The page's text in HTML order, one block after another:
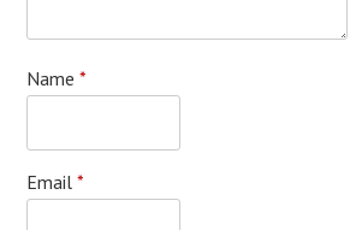
Name*
Email*